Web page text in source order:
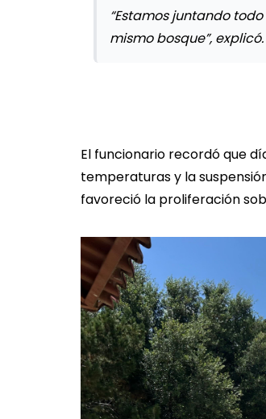
“Estamos juntando
mismo bosque”, explicó.
El funcionario recordó que
temperaturas y la
favoreció la proliferación